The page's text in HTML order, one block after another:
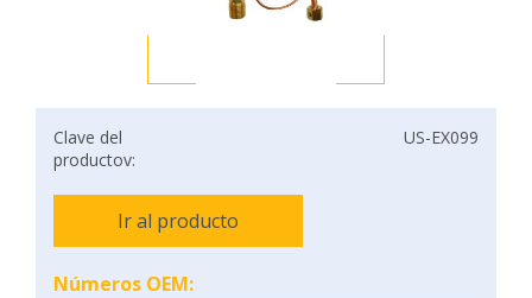
Clave del
productov:
US-EX099
Ir al producto
Números OEM: